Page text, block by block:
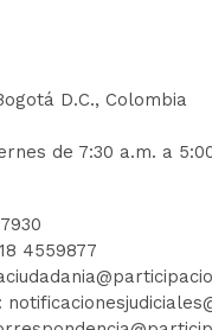
D.C., Colombia
de 7:30 a.m. a
7930
4559877